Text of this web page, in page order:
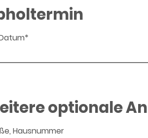
optionale
Hausnummer